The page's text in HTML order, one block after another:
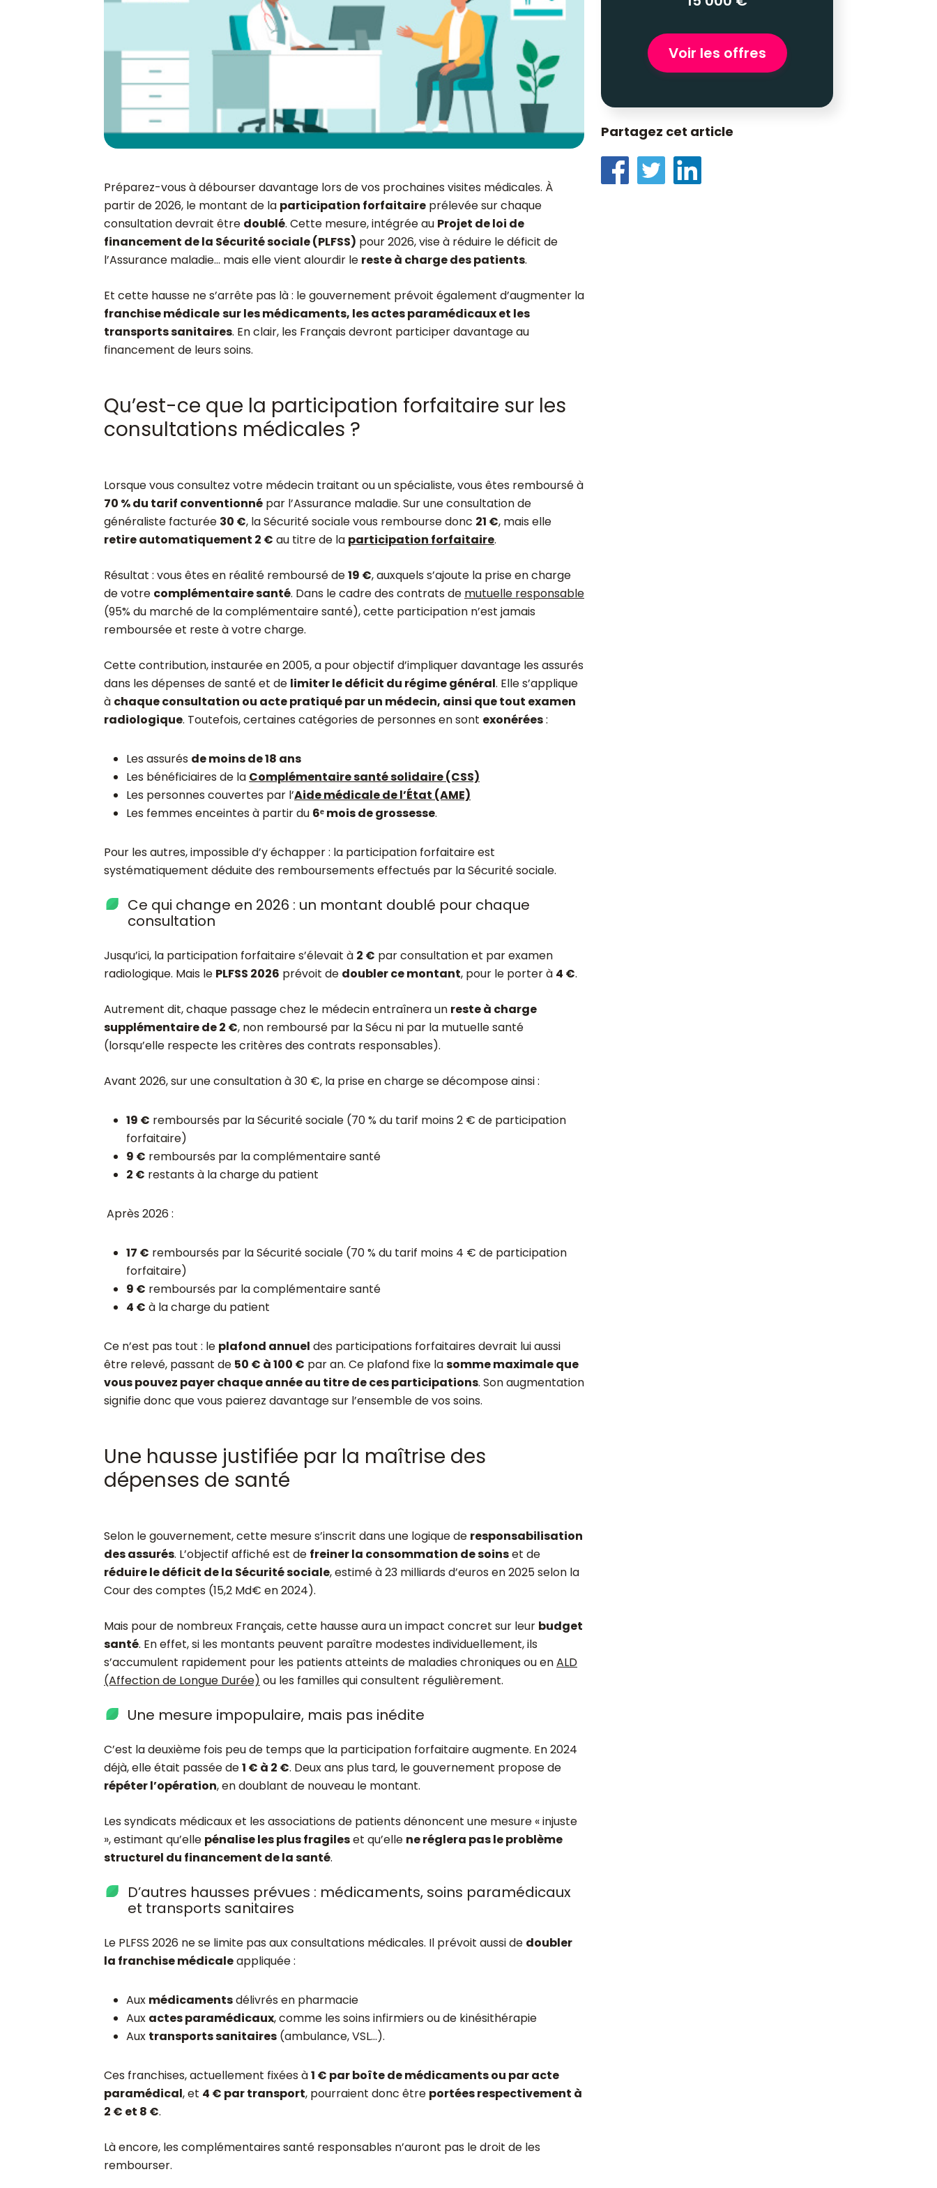
Préparez-vous à débourser davantage lors de vos prochaines visites médicales. À
partir de 2026, le montant de la participation forfaitaire prélevée sur chaque
consultation devrait être doublé. Cette mesure, intégrée au Projet de loi de
financement de la Sécurité sociale (PLFSS) pour 2026, vise à réduire le déficit de
l’Assurance maladie… mais elle vient alourdir le reste à charge des patients.
Et cette hausse ne s’arrête pas là : le gouvernement prévoit également d’augmenter la
franchise médicalesur les médicaments, les actes paramédicaux et les
transports sanitaires. En clair, les Français devront participer davantage au
financement de leurs soins.
Qu’est-ce que la participation forfaitaire sur les
consultations médicales ?
Lorsque vous consultez votre médecin traitant ou un spécialiste, vous êtes remboursé à
70 % du tarif conventionné par l’Assurance maladie. Sur une consultation de
généraliste facturée 30 €, la Sécurité sociale vous rembourse donc 21 €, mais elle
retire automatiquement 2 € au titre de la participation forfaitaire.
Résultat : vous êtes en réalité remboursé de19 €, auxquels s’ajoute la prise en charge
de votre complémentaire santé. Dans le cadre des contrats de mutuelle responsable
(95% du marché de la complémentaire santé), cette participation n’est jamais
remboursée et reste à votre charge.
Cette contribution, instaurée en 2005, a pour objectif d’impliquer davantage les assurés
dans les dépenses de santé et de limiter le déficit du régime général. Elle s’applique
à chaque consultation ou acte pratiqué par un médecin, ainsi que tout examen
radiologique. Toutefois, certaines catégories de personnes en sont exonérées:
Les assurés de moins de 18 ans
Les bénéficiaires de la Complémentaire santé solidaire (CSS)
Les personnes couvertes par l’Aide médicale de l’État (AME)
Les femmes enceintes à partir du 6ᵉ mois de grossesse.
Pour les autres, impossible d’y échapper : la participation forfaitaire est
systématiquement déduite des remboursements effectués par la Sécurité sociale.
Ce qui change en 2026 : un montant doublé pour chaque
consultation
Jusqu’ici, la participation forfaitaire s’élevait à 2 € par consultation et par examen
radiologique. Mais le PLFSS 2026 prévoit de doubler ce montant, pour le porter à 4 €.
Autrement dit, chaque passage chez le médecin entraînera un reste à charge
supplémentaire de 2 €, non remboursé par la Sécu ni par la mutuelle santé
(lorsqu’elle respecte les critères des contrats responsables).
Avant 2026, sur une consultation à 30 €, la prise en charge se décompose ainsi :
19 € remboursés par la Sécurité sociale (70 % du tarif moins 2 € de participation
forfaitaire)
9 € remboursés par la complémentaire santé
2 € restants à la charge du patient
Après 2026 :
17 € remboursés par la Sécurité sociale (70 % du tarif moins 4 € de participation
forfaitaire)
9 € remboursés par la complémentaire santé
4 € à la charge du patient
Ce n’est pas tout : le plafond annuel des participations forfaitaires devrait lui aussi
être relevé, passant de 50 € à 100 € par an. Ce plafond fixe lasomme maximale que
vous pouvez payer chaque année au titre de ces participations. Son augmentation
signifie donc que vous paierez davantage sur l’ensemble de vos soins.
Une hausse justifiée par la maîtrise des
dépenses de santé
Selon le gouvernement, cette mesure s’inscrit dans une logique de responsabilisation
des assurés. L’objectif affiché est de freiner la consommation de soinset de
réduire le déficit de la Sécurité sociale, estimé à 23 milliards d’euros en 2025 selon la
Cour des comptes (15,2 Md€ en 2024).
Mais pour de nombreux Français, cette hausse aura un impact concret sur leur budget
santé. En effet, si les montants peuvent paraître modestes individuellement, ils
s’accumulent rapidement pour les patients atteints de maladies chroniques ou enALD
(Affection de Longue Durée) ou les familles qui consultent régulièrement.
Une mesure impopulaire, mais pas inédite
C’est la deuxième fois peu de temps que la participation forfaitaire augmente. En 2024
déjà, elle était passée de1 € à 2 €. Deux ans plus tard, le gouvernement propose de
répéter l’opération, en doublant de nouveau le montant.
Les syndicats médicaux et les associations de patients dénoncent une mesure « injuste
», estimant qu’elle pénalise les plus fragileset qu’elle ne réglera pas le problème
structurel du financement de la santé.
D’autres hausses prévues : médicaments, soins paramédicaux
et transports sanitaires
Le PLFSS 2026 ne se limite pas aux consultations médicales. Il prévoit aussi de doubler
la franchise médicaleappliquée :
Aux médicamentsdélivrés en pharmacie
Aux actes paramédicaux, comme les soins infirmiers ou de kinésithérapie
Aux transports sanitaires (ambulance, VSL…).
Ces franchises, actuellement fixées à1 € par boîte de médicaments ou par acte
paramédical, et 4 € par transport, pourraient donc être portées respectivement à
2 € et 8 €.
Là encore, les complémentaires santé responsables n’auront pas le droit de les
rembourser.
Voir les offres
Partagez cet article